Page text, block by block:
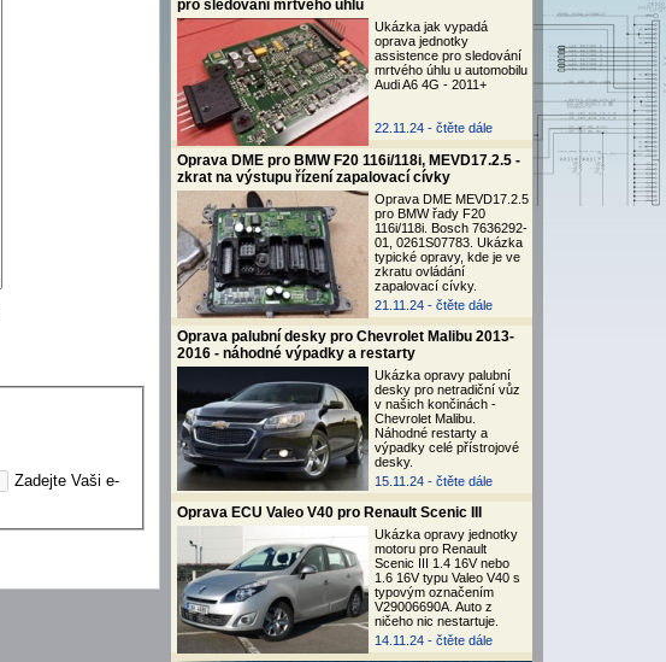
pro sledování mrtvého úhlu
Ukázka jak vypadá
oprava jednotky
assistence pro sledování
mrtvého úhlu u automobilu
Audi A6 4G - 2011+
22.11.24 - čtěte dále
Oprava DME pro BMW F20 116i/118i, MEVD17.2.5 -
zkrat na výstupu řízení zapalovací cívky
Oprava DME MEVD17.2.5
pro BMW řady F20
116i/118i. Bosch 7636292-
01, 0261S07783. Ukázka
typické opravy, kde je ve
zkratu ovládání
zapalovací cívky.
21.11.24 - čtěte dále
Oprava palubní desky pro Chevrolet Malibu 2013-
2016 - náhodné výpadky a restarty
Ukázka opravy palubní
desky pro netradiční vůz
v našich končinách -
Chevrolet Malibu.
Náhodné restarty a
výpadky celé přístrojové
desky.
15.11.24 - čtěte dále
Oprava ECU Valeo V40 pro Renault Scenic III
Ukázka opravy jednotky
motoru pro Renault
Scenic III 1.4 16V nebo
1.6 16V typu Valeo V40 s
typovým označením
V29006690A. Auto z
ničeho nic nestartuje.
14.11.24 - čtěte dále
Zadejte Vaši e-